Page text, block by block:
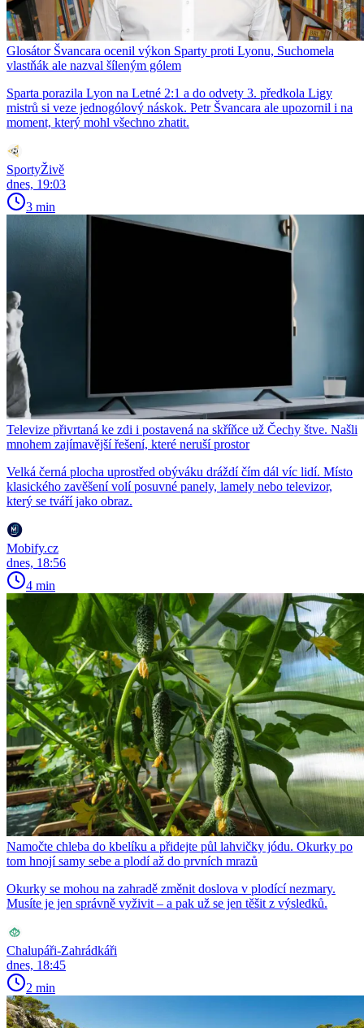
Glosátor Švancara ocenil výkon Sparty proti Lyonu, Suchomela
vlastňák ale nazval šíleným gólem
Sparta porazila Lyon na Letné 2:1 a do odvety 3. předkola Ligy
mistrů si veze jednogólový náskok. Petr Švancara ale upozornil i na
moment, který mohl všechno zhatit.
SportyŽivě
dnes, 19:03
3 min
Televize přivrtaná ke zdi i postavená na skříňce už Čechy štve. Našli
mnohem zajímavější řešení, které neruší prostor
Velká černá plocha uprostřed obýváku dráždí čím dál víc lidí. Místo
klasického zavěšení volí posuvné panely, lamely nebo televizor,
který se tváří jako obraz.
Mobify.cz
dnes, 18:56
4 min
Namočte chleba do kbelíku a přidejte půl lahvičky jódu. Okurky po
tom hnojí samy sebe a plodí až do prvních mrazů
Okurky se mohou na zahradě změnit doslova v plodící nezmary.
Musíte je jen správně vyživit – a pak už se jen těšit z výsledků.
Chalupáři-Zahrádkáři
dnes, 18:45
2 min